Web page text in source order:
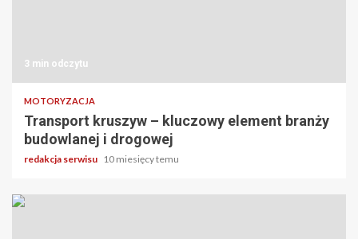
3 min odczytu
MOTORYZACJA
Transport kruszyw – kluczowy element branży
budowlanej i drogowej
redakcja serwisu 10 miesięcy temu